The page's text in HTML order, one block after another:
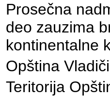
Prosečna
deo zauzima
kontinentalne
Opština
Teritorija